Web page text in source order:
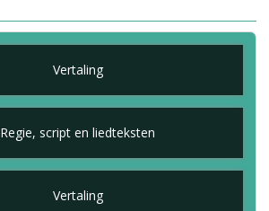
Vertaling
Regie, script en liedteksten
Vertaling